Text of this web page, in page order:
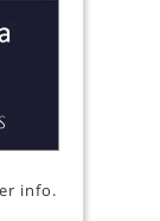
info.